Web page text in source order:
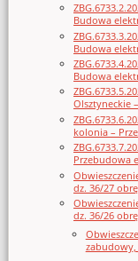
Budowa
Budowa
Budowa
Olsztyneckie
kolonia –
Przebudowa
dz. 36/27
dz. 36/26
zabudowy,